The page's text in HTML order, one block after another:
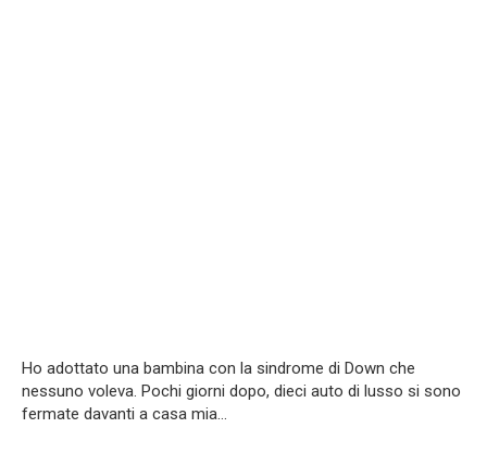
Ho adottato una bambina con la sindrome di Down che
nessuno voleva. Pochi giorni dopo, dieci auto di lusso si sono
fermate davanti a casa mia…